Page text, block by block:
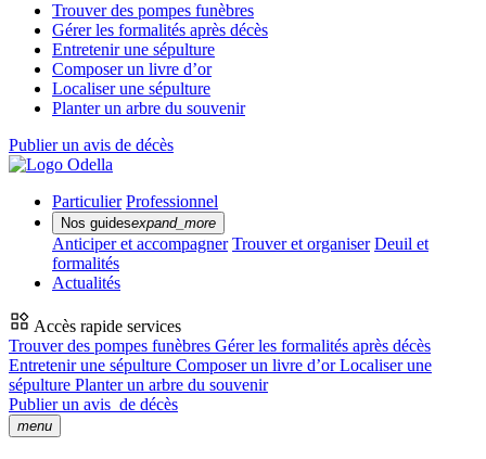
Trouver des pompes funèbres
Gérer les formalités après décès
Entretenir une sépulture
Composer un livre d’or
Localiser une sépulture
Planter un arbre du souvenir
Publier un avis de décès
Particulier Professionnel
Nos guidesexpand_more
Anticiper et accompagner Trouver et organiser Deuil et
formalités
Actualités
Accès rapide services
Trouver des pompes funèbres Gérer les formalités après décès
Entretenir une sépulture Composer un livre d’orLocaliser une
sépulture Planter un arbre du souvenir
Publier un avis de décès
menu